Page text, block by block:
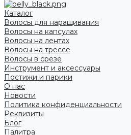
Каталог
Волосы для наращивания
Волосы на капсулах
Волосы на лентах
Волосы на трессе
Волосы в срезе
Инструмент и аксессуары
Постижи и парики
О нас
Новости
Политика конфиденциальности
Реквизиты
Блог
Палитра